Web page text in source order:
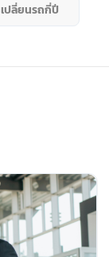
เปลี่ยนรถกี่ปี